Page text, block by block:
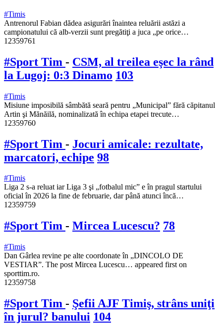
#Timis
Antrenorul Fabian dădea asigurări înaintea reluării astăzi a
campionatului că alb-verzii sunt pregătiţi a juca „pe orice…
12359761
#Sport Tim - CSM, al treilea eşec la rând
la Lugoj: 0:3 Dinamo 103
#Timis
Misiune imposibilă sâmbătă seară pentru „Municipal” fără căpitanul
Artin şi Mănăilă, nominalizată în echipa etapei trecute…
12359760
#Sport Tim - Jocuri amicale: rezultate,
marcatori, echipe 98
#Timis
Liga 2 s-a reluat iar Liga 3 şi „fotbalul mic” e în pragul startului
oficial în 2026 la fine de februarie, dar până atunci încă…
12359759
#Sport Tim - Mircea Lucescu? 78
#Timis
Dan Gârlea revine pe alte coordonate în „DINCOLO DE
VESTIAR”. The post Mircea Lucescu… appeared first on
sporttim.ro.
12359758
#Sport Tim - Şefii AJF Timiş, strâns uniţi
în jurul? banului 104